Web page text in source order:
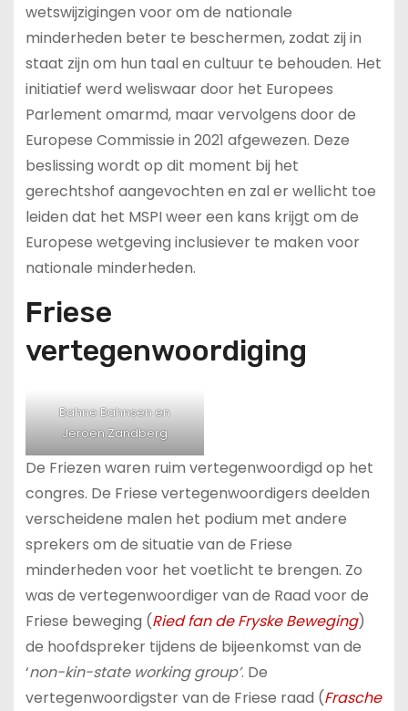
wetswijzigingen voor om de nationale
minderheden beter te beschermen, zodat zij in
staat zijn om hun taal en cultuur te behouden. Het
initiatief werd weliswaar door het Europees
Parlement omarmd, maar vervolgens door de
Europese Commissie in 2021 afgewezen. Deze
beslissing wordt op dit moment bij het
gerechtshof aangevochten en zal er wellicht toe
leiden dat het MSPI weer een kans krijgt om de
Europese wetgeving inclusiever te maken voor
nationale minderheden.
Friese
vertegenwoordiging
Bahne Bahnsen en
Jeroen Zandberg
De Friezen waren ruim vertegenwoordigd op het
congres. De Friese vertegenwoordigers deelden
verscheidene malen het podium met andere
sprekers om de situatie van de Friese
minderheden voor het voetlicht te brengen. Zo
was de vertegenwoordiger van de Raad voor de
Friese beweging (Ried fan de Fryske Beweging)
de hoofdspreker tijdens de bijeenkomst van de
‘non-kin-state working group’. De
vertegenwoordigster van de Friese raad (Frasche